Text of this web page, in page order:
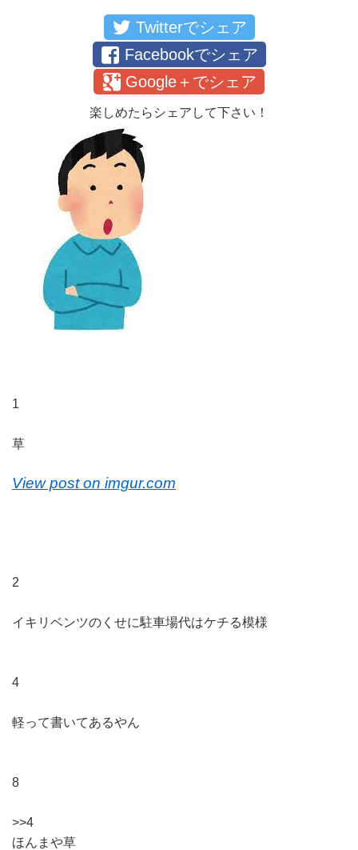
Twitterでシェア
Facebookでシェア
Google＋でシェア
楽しめたらシェアして下さい！
1
草
View post on imgur.com
2
イキリベンツのくせに駐車場代はケチる模様
4
軽って書いてあるやん
8
>>4
ほんまや草